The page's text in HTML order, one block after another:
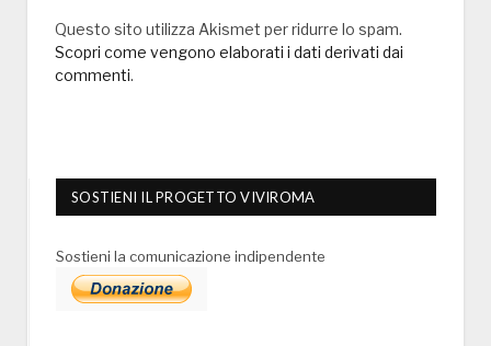
Questo sito utilizza Akismet per ridurre lo spam.
Scopri come vengono elaborati i dati derivati dai
commenti.
SOSTIENI IL PROGETTO VIVIROMA
Sostieni la comunicazione indipendente